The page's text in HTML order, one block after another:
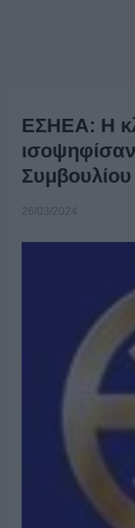
ΕΣΗΕΑ: Η
Συμβουλίου
26/03/2024